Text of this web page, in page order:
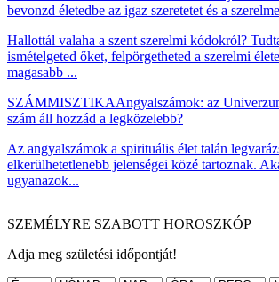
bevonzd életedbe az igaz szeretetet és a
Hallottál valaha a szent szerelmi kódokról?
ismételgeted őket, felpörgetheted a szerelmi
magasabb ...
SZÁMMISZTIKAAngyalszámok: az
szám áll hozzád a legközelebb?
Az angyalszámok a spirituális élet talán
elkerülhetetlenebb jelenségei közé tartoznak.
ugyanazok...
SZEMÉLYRE SZABOTT HOROSZKÓP
Adja meg születési időpontját!